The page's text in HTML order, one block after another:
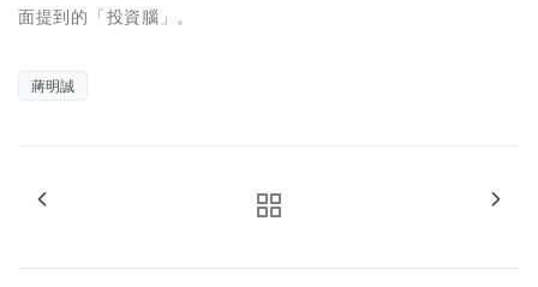
面提到的「投資腦」。
蔣明誠